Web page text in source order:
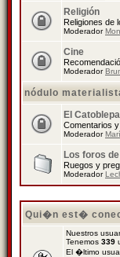
Religión
Religiones de
Moderador
Cine
Moderador
nódulo
El
Comentarios
Moderador
Los foros
Ruegos y
Moderador
Qui�n est�
Nuestros
Tenemos 339
El �ltimo